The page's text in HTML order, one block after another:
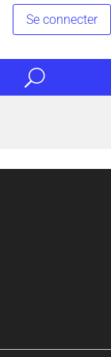
Se connecter